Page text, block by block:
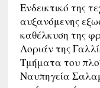
Ενδεικτικό της
αυξανόμενης
καθέλκυση της
Λοριάν της
Τμήματα του
Ναυπηγεία